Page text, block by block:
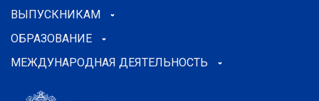
ВЫПУСКНИКАМ
ОБРАЗОВАНИЕ
МЕЖДУНАРОДНАЯ ДЕЯТЕЛЬНОСТЬ